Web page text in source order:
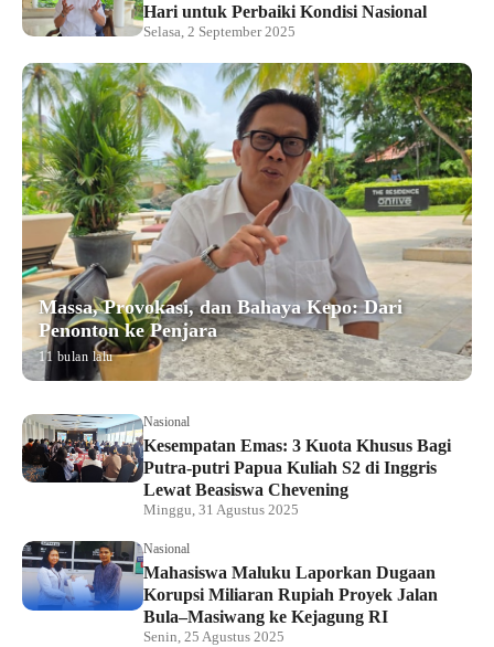
Hari untuk Perbaiki Kondisi Nasional
Selasa, 2 September 2025
Massa, Provokasi, dan Bahaya Kepo: Dari
Penonton ke Penjara
11 bulan lalu
Nasional
Kesempatan Emas: 3 Kuota Khusus Bagi
Putra-putri Papua Kuliah S2 di Inggris
Lewat Beasiswa Chevening
Minggu, 31 Agustus 2025
Nasional
Mahasiswa Maluku Laporkan Dugaan
Korupsi Miliaran Rupiah Proyek Jalan
Bula–Masiwang ke Kejagung RI
Senin, 25 Agustus 2025